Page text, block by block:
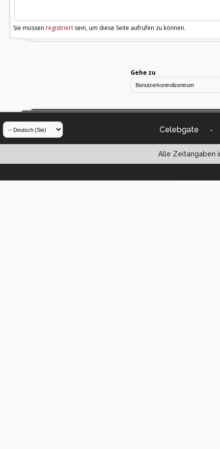
Sie müssen registriert sein, um diese Seite aufrufen zu können.
Gehe zu
Celebgate -
Alle Zeitangaben